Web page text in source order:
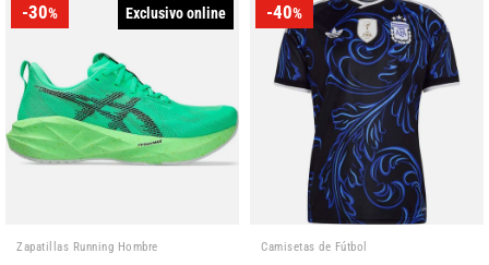
-30% Exclusivo online
Zapatillas Running Hombre
-40%
Camisetas de Fútbol